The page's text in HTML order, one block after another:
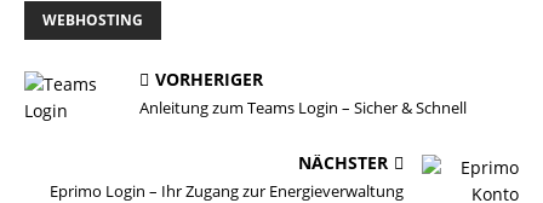
WEBHOSTING
VORHERIGER
Anleitung zum Teams Login – Sicher & Schnell
NÄCHSTER
Eprimo Login – Ihr Zugang zur Energieverwaltung